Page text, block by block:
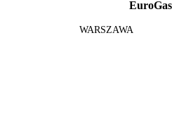
WARSZAWA